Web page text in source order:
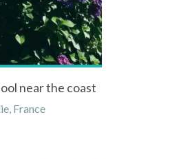
near the coast
France